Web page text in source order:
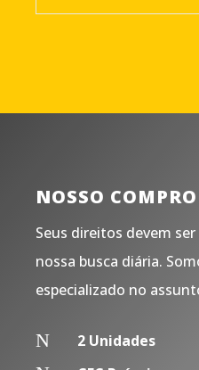
NOSSO
Seus direitos devem
nossa busca diária.
especializado no
N 2 Unidades